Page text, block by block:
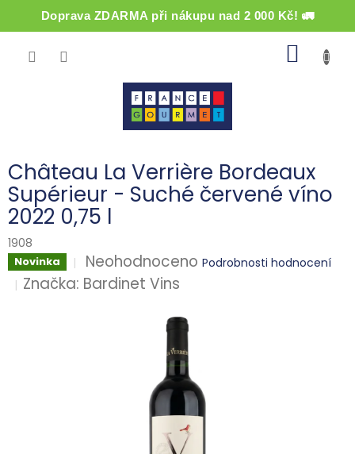
Doprava ZDARMA při nákupu nad 2 000 Kč! 🚛
KOŠÍK
Château La Verrière Bordeaux
Supérieur - Suché červené víno
2022 0,75 l
1908
Novinka
Průměrné
hodnocení
hvězdiček.
Neohodnoceno Podrobnosti hodnocení
Značka: Bardinet Vins